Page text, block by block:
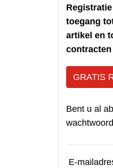
toegang
artikel en
GRATIS
Bent u al
E-